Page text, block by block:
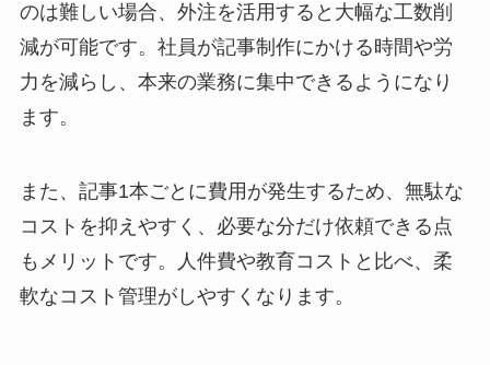
のは難しい場合、外注を活用すると大幅な工数削
減が可能です。社員が記事制作にかける時間や労
力を減らし、本来の業務に集中できるようになり
ます。
また、記事1本ごとに費用が発生するため、無駄な
コストを抑えやすく、必要な分だけ依頼できる点
もメリットです。人件費や教育コストと比べ、柔
軟なコスト管理がしやすくなります。